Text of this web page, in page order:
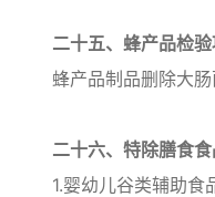
二十五、蜂产品检验
蜂产品制品删除大肠
二十六、特除膳食食
1.婴幼儿谷类辅助食